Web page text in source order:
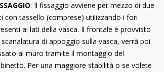
: Il fissaggio avviene per mezzo di due
con tassello (comprese) utilizzando i fori
ai lati della vasca. Il frontale è provvisto
scanalatura di appoggio sulla vasca, verrà poi
al muro tramite il montaggio del
Per una maggiore stabilità o se volete